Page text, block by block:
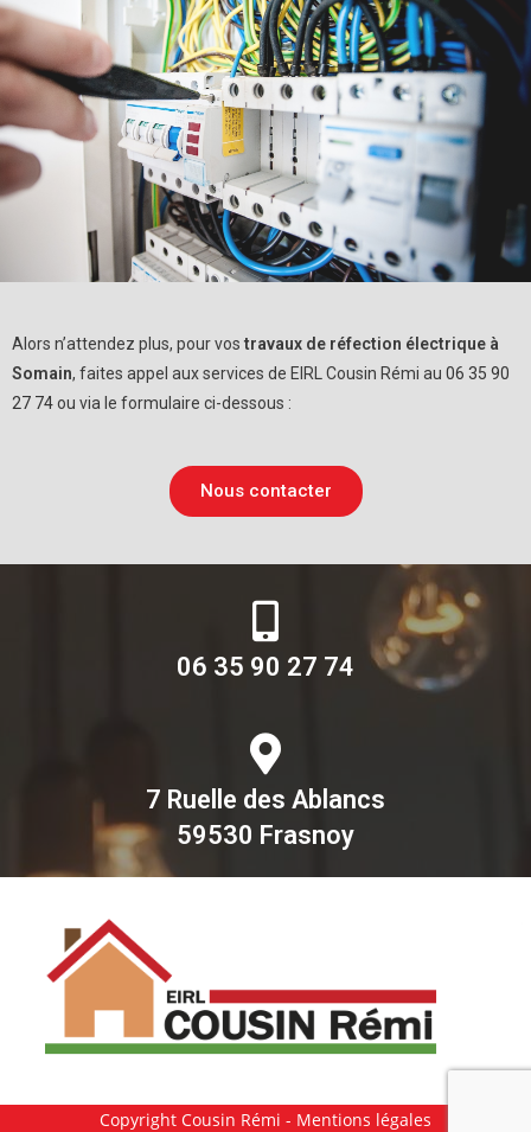
Alors n’attendez plus, pour vos travaux de réfection électrique à
Somain, faites appel aux services de EIRL Cousin Rémi au 06 35 90
27 74ou via le formulaire ci-dessous :
Nous contacter
06 35 90 27 74
7 Ruelle des Ablancs
59530 Frasnoy
Copyright Cousin Rémi - Mentions légales